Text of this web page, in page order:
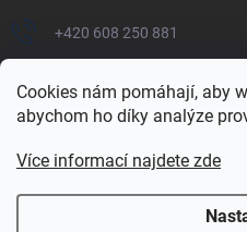
Cookies nám pomáhají, aby
abychom ho díky analýze
Více informací najdete zde
+420 608 250 881